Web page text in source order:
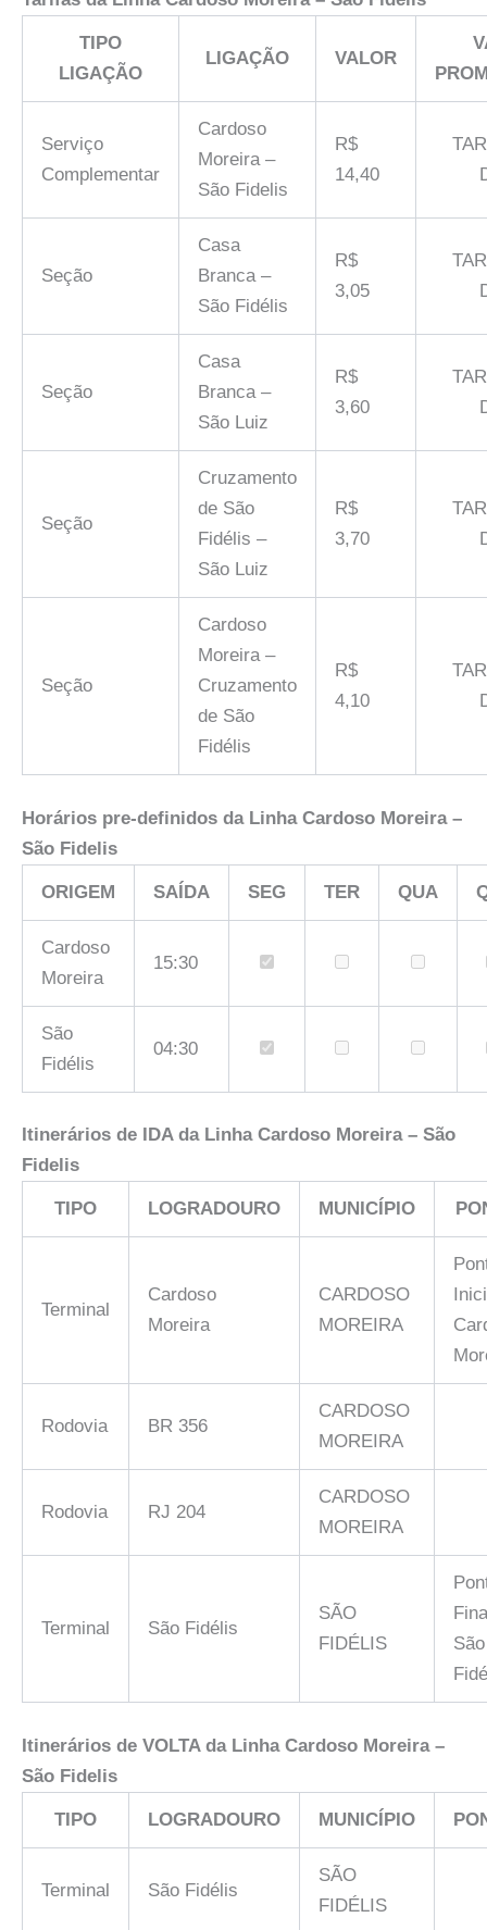
TIPO
LIGAÇÃO
LIGAÇÃO VALOR
Serviço
Complementar
Cardoso
Moreira –
São Fidelis
R$
14,40
Seção
Casa
Branca –
São Fidélis
R$
3,05
Seção
Casa
Branca –
São Luiz
R$
3,60
Seção
Cruzamento
de São
Fidélis –
São Luiz
R$
3,70
Seção
Cardoso
Moreira –
Cruzamento
de São
Fidélis
R$
4,10
Horários pre-definidos da Linha Cardoso Moreira –
São Fidelis
ORIGEM SAÍDA SEG TER QUA
Cardoso
Moreira
15:30
São
Fidélis
04:30
Itinerários de IDA da Linha Cardoso Moreira – São
Fidelis
TIPO LOGRADOURO MUNICÍPIO
Terminal
Cardoso
Moreira
CARDOSO
MOREIRA
Rodovia BR 356
CARDOSO
MOREIRA
Rodovia RJ 204
CARDOSO
MOREIRA
Terminal São Fidélis
SÃO
FIDÉLIS
São
Itinerários de VOLTA da Linha Cardoso Moreira –
São Fidelis
TIPO LOGRADOURO MUNICÍPIO
Terminal São Fidélis
SÃO
FIDÉLIS